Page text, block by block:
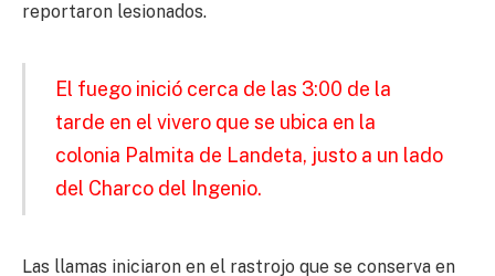
reportaron lesionados.
El fuego inició cerca de las 3:00 de la
tarde en el vivero que se ubica en la
colonia Palmita de Landeta, justo a un lado
del Charco del Ingenio.
Las llamas iniciaron en el rastrojo que se conserva en